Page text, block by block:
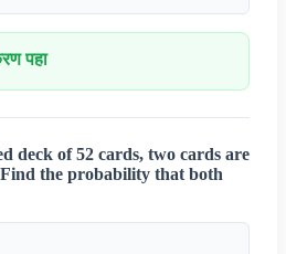
पहा
deck of 52 cards, two cards are
the probability that both